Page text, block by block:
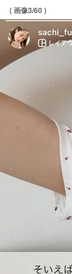
( 画像3/60 )